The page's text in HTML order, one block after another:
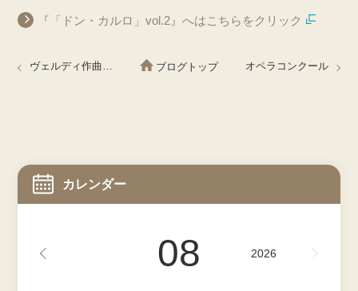
『「ドン・カルロ」vol.2』へはこちらをクリック
ヴェルディ作曲「ドン・カルロ」 Don Carlo vol.2 オペラコンクール
ブログトップ
カレンダー
08 2026